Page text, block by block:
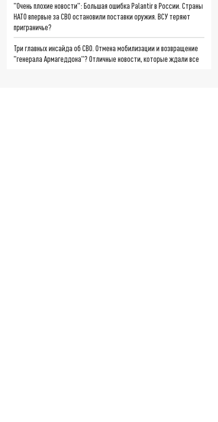
"Очень плохие новости": Большая ошибка Palantir в России. Страны
НАТО впервые за СВО остановили поставки оружия. ВСУ теряют
приграничье?
Три главных инсайда об СВО. Отмена мобилизации и возвращение
"генерала Армагеддона"? Отличные новости, которые ждали все